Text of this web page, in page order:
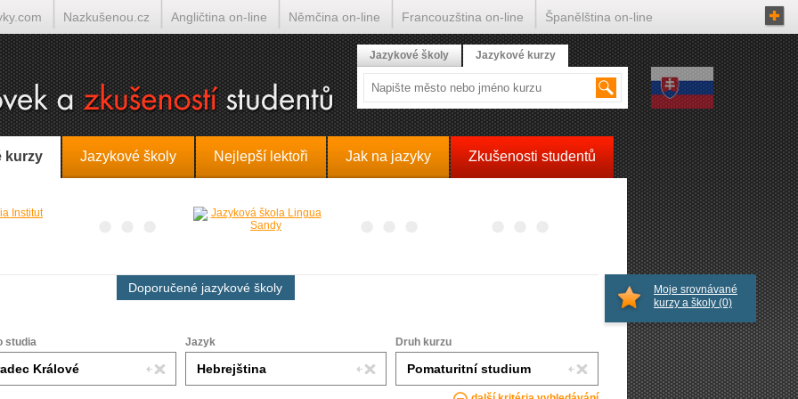
kurzy Jazykové školy Nejlepší lektoři Jak na jazyky Zkušenosti studentů
Doporučené jazykové školy
studia Jazyk Druh kurzu
Moje srovnávané
kurzy a školy (0)
Jazykové školy Jazykové kurzy
Nazkušenou.cz Angličtina on-line Němčina on-line Francouzština on-line Španělština on-line